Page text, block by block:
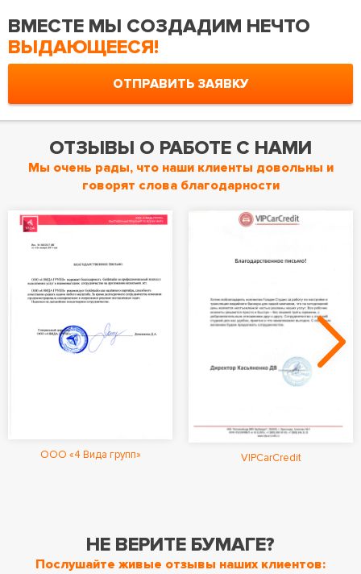
ВМЕСТЕ МЫ СОЗДАДИМ НЕЧТО
ВЫДАЮЩЕЕСЯ!
ОТПРАВИТЬ ЗАЯВКУ
ОТЗЫВЫ О РАБОТЕ С НАМИ
Мы очень рады, что наши клиенты довольны и
говорят слова благодарности
ООО «4 Вида групп» VIPCarCredit
НЕ ВЕРИТЕ БУМАГЕ?
Послушайте живые отзывы наших клиентов: